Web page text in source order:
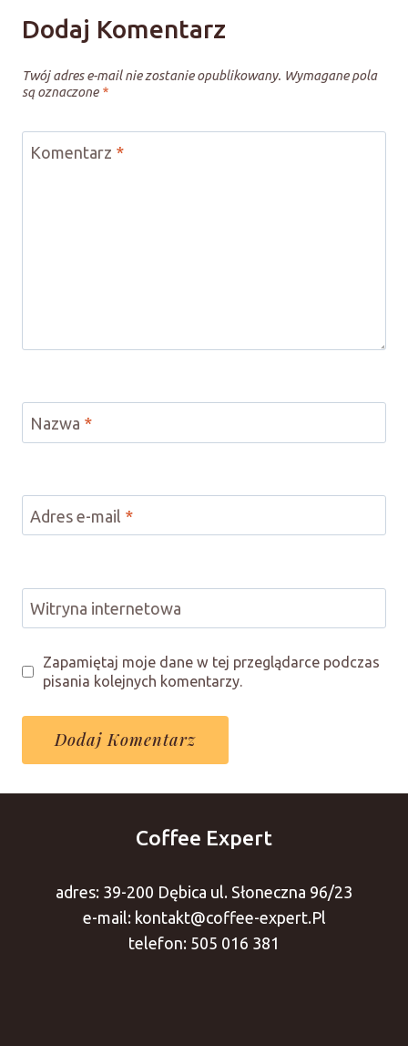
Dodaj Komentarz
Twój adres e-mail nie zostanie opublikowany. Wymagane pola
są oznaczone *
Komentarz *
Nazwa *
Adres e-mail *
Witryna internetowa
Zapamiętaj moje dane w tej przeglądarce podczas
pisania kolejnych komentarzy.
Coffee Expert
adres: 39-200 Dębica ul. Słoneczna 96/23
e-mail: kontakt@coffee-expert.Pl
telefon: 505 016 381